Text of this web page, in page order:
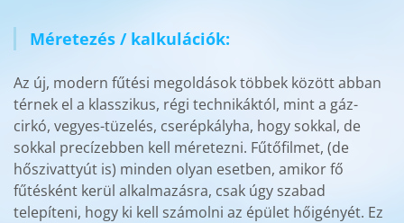
Méretezés / kalkulációk:
Az új, modern fűtési megoldások többek között abban
térnek el a klasszikus, régi technikáktól, mint a gáz-
cirkó, vegyes-tüzelés, cserépkályha, hogy sokkal, de
sokkal precízebben kell méretezni. Fűtőfilmet, (de
hőszivattyút is) minden olyan esetben, amikor fő
fűtésként kerül alkalmazásra, csak úgy szabad
telepíteni, hogy ki kell számolni az épület hőigényét. Ez